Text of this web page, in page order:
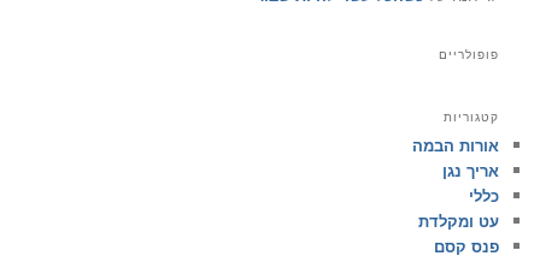
פופולריים
קטגוריות
אורות הבמה
אריך נגן
כללי
עט ומקלדת
פנס קסם